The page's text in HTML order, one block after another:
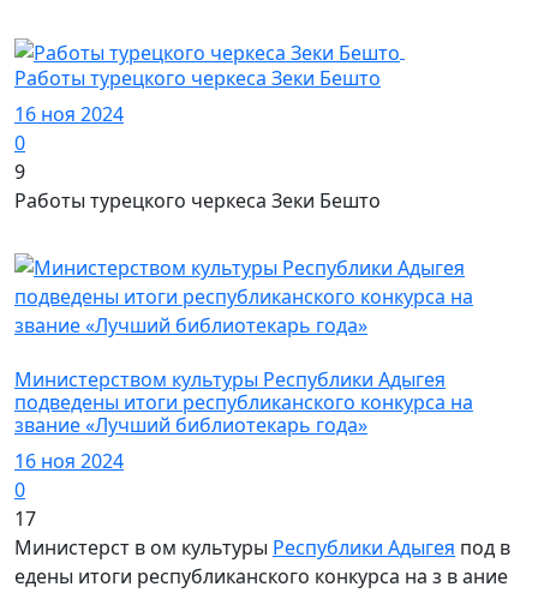
Работы турецкого черкеса Зеки Бешто
16 ноя 2024
0
9
Работы турецкого черкеса Зеки Бешто
Министерством культуры Республики Адыгея
подведены итоги республиканского конкурса на
звание «Лучший библиотекарь года»
16 ноя 2024
0
17
Министерст в ом культуры Республики Адыгея под в
едены итоги республиканского конкурса на з в ание